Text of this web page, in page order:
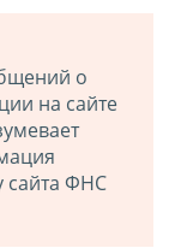
о
на сайте
сайта ФНС